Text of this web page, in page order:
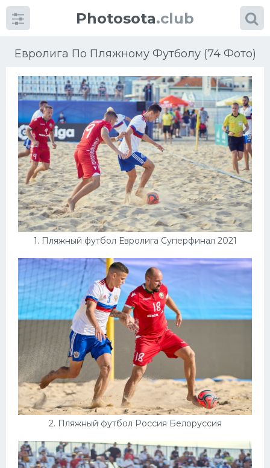
Photosota.club
Евролига По Пляжному Футболу (74 Фото)
1. Пляжный футбол Евролига Суперфинал 2021
2. Пляжный футбол Россия Белоруссия
КатегорииФото
Много картинок...
Футбол
Баскетбол
Велогонки
Конькобежный спорт
Тренажеры
Интерьеры квартир